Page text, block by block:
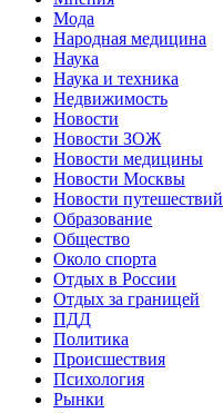
Мода
Народная медицина
Наука
Наука и техника
Недвижимость
Новости
Новости ЗОЖ
Новости медицины
Новости Москвы
Новости путешествий
Образование
Общество
Около спорта
Отдых в России
Отдых за границей
ПДД
Политика
Происшествия
Психология
Рынки